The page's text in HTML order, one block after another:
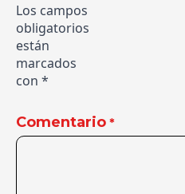
Los campos
obligatorios
están
marcados
con *
Comentario *